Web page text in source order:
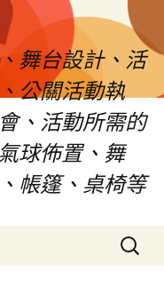
舞台設計、活
公關活動執
、活動所需的
球佈置、舞
帳篷、桌椅等
搜
尋